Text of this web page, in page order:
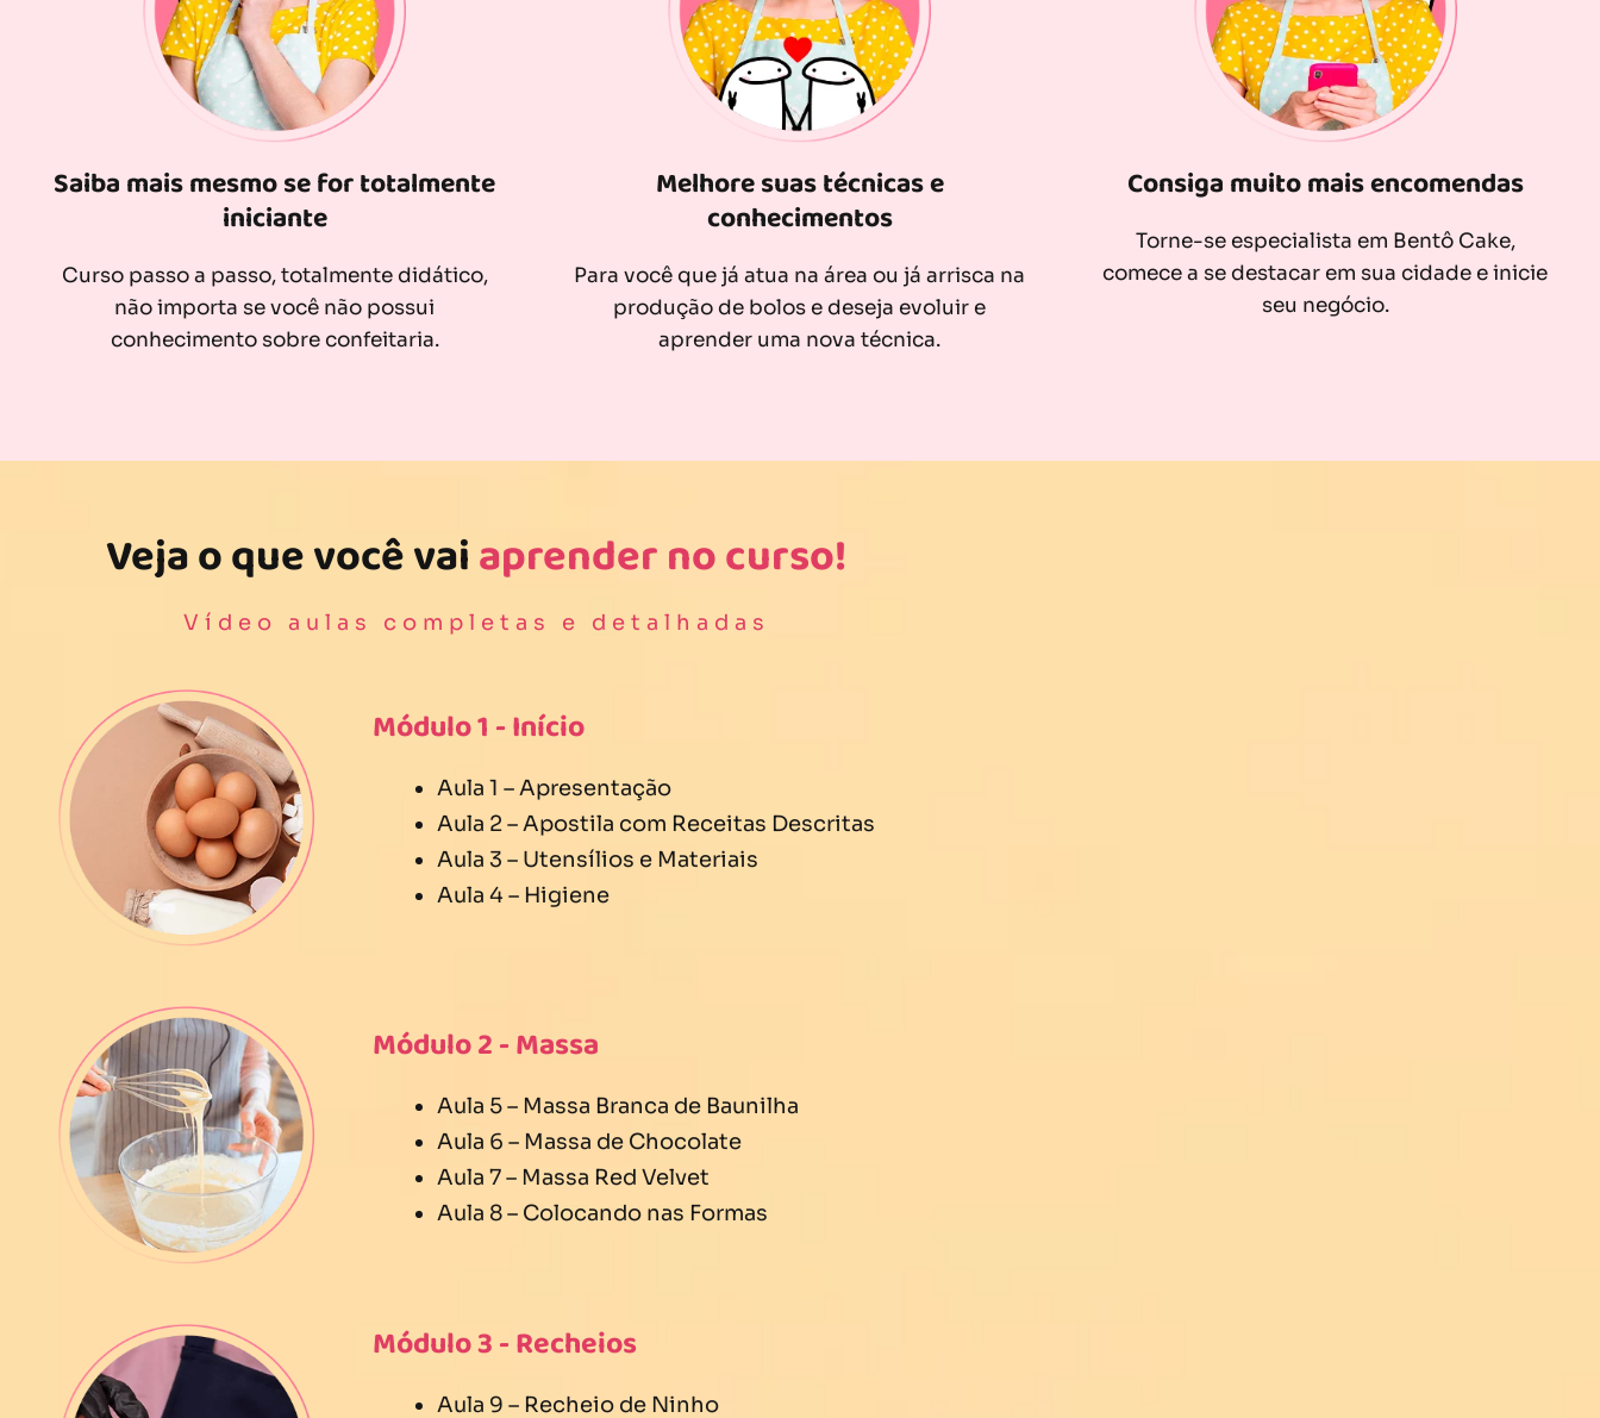
Saiba mais mesmo se for totalmente
iniciante
Curso passo a passo, totalmente didático,
não importa se você não possui
conhecimento sobre confeitaria.
Melhore suas técnicas e
conhecimentos
Para você que já atua na área ou já arrisca na
produção de bolos e deseja evoluir e
aprender uma nova técnica.
Consiga muito mais encomendas
Torne-se especialista em Bentô Cake,
comece a se destacar em sua cidade e inicie
seu negócio.
Veja o que você vaiaprender no curso!
Vídeo aulas completas e detalhadas
Módulo 1 - Início
Aula 1 – Apresentação
Aula 2 – Apostila com Receitas Descritas
Aula 3 – Utensílios e Materiais
Aula 4 – Higiene
Módulo 2 - Massa
Aula 5 – Massa Branca de Baunilha
Aula 6 – Massa de Chocolate
Aula 7 – Massa Red Velvet
Aula 8 – Colocando nas Formas
Módulo 3 - Recheios
Aula 9 – Recheio de Ninho